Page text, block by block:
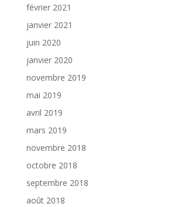
février 2021
janvier 2021
juin 2020
janvier 2020
novembre 2019
mai 2019
avril 2019
mars 2019
novembre 2018
octobre 2018
septembre 2018
août 2018